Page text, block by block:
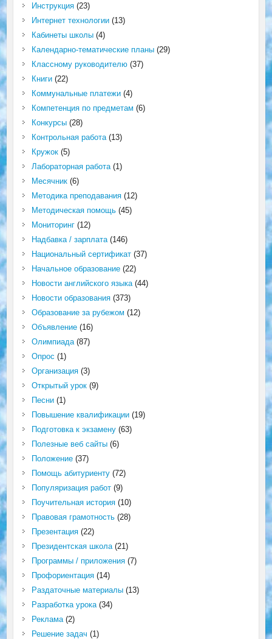
Инструкция(23)
Интернет технологии(13)
Кабинеты школы(4)
Календарно-тематические планы(29)
Классному руководителю(37)
Книги(22)
Коммунальные платежи(4)
Компетенция по предметам (6)
Конкурсы(28)
Контрольная работа(13)
Кружок(5)
Лабораторная работа(1)
Месячник(6)
Методика преподавания(12)
Методическая помощь(45)
Мониторинг(12)
Надбавка / зарплата(146)
Национальный сертификат(37)
Начальное образование(22)
Новости английского языка(44)
Новости образования(373)
Образование за рубежом (12)
Объявление(16)
Олимпиада(87)
Опрос (1)
Организация(3)
Открытый урок(9)
Песни(1)
Повышение квалификации(19)
Подготовка к экзамену(63)
Полезные веб сайты(6)
Положение(37)
Помощь абитуриенту(72)
Популяризация работ(9)
Поучительная история(10)
Правовая грамотность(28)
Презентация(22)
Президентская школа(21)
Программы / приложения(7)
Профориентация(14)
Раздаточные материалы(13)
Разработка урока(34)
Реклама(2)
Решение задач (1)